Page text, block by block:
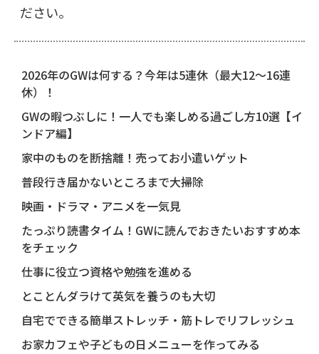
ださい。
2026年のGWは何する？今年は5連休（最大12〜16連
休）！
GWの暇つぶしに！一人でも楽しめる過ごし方10選【イ
ンドア編】
家中のものを断捨離！売ってお小遣いゲット
普段行き届かないところまで大掃除
映画・ドラマ・アニメを一気見
たっぷり読書タイム！GWに読んでおきたいおすすめ本
をチェック
仕事に役立つ資格や勉強を進める
とことんダラけて英気を養うのも大切
自宅でできる簡単ストレッチ・筋トレでリフレッシュ
お家カフェや子どもの日メニューを作ってみる